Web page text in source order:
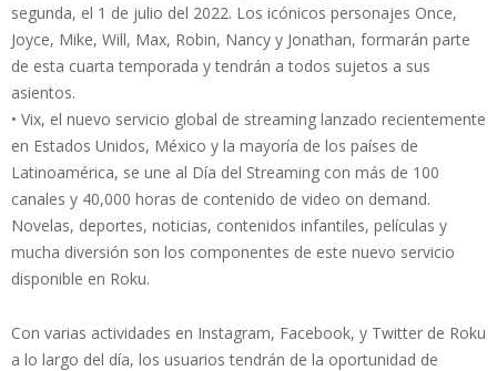
segunda, el 1 de julio del 2022. Los icónicos personajes Once,
Joyce, Mike, Will, Max, Robin, Nancy y Jonathan, formarán parte
de esta cuarta temporada y tendrán a todos sujetos a sus
asientos.
• Vix, el nuevo servicio global de streaming lanzado recientemente
en Estados Unidos, México y la mayoría de los países de
Latinoamérica, se une al Día del Streaming con más de 100
canales y 40,000 horas de contenido de video on demand.
Novelas, deportes, noticias, contenidos infantiles, películas y
mucha diversión son los componentes de este nuevo servicio
disponible en Roku.
Con varias actividades en Instagram, Facebook, y Twitter de Roku
a lo largo del día, los usuarios tendrán de la oportunidad de